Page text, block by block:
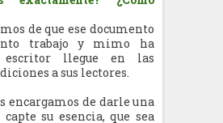
de que ese documento
trabajo y mimo ha
llegue en las
a sus lectores.
encargamos de darle una
su esencia, que sea